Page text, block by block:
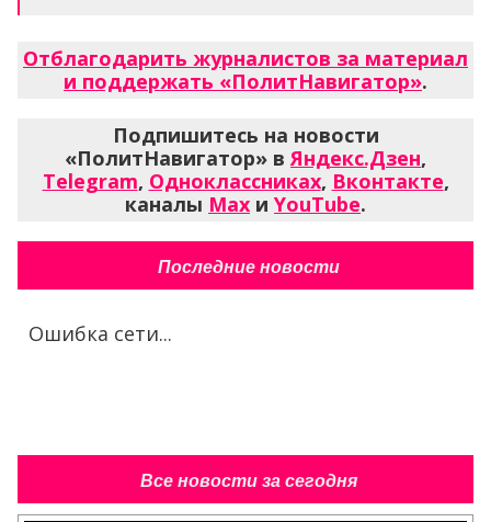
Отблагодарить журналистов за материал
и поддержать «ПолитНавигатор».
Подпишитесь на новости
«ПолитНавигатор» в Яндекс.Дзен,
Telegram, Одноклассниках, Вконтакте,
каналы Max и YouTube.
Последние новости
Ошибка сети...
Все новости за сегодня